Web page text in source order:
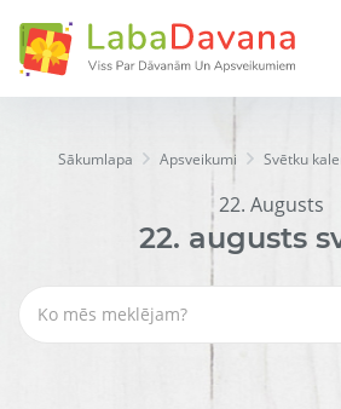
Sākumlapa Apsveikumi Svētku
22. Augusts
22. augusts